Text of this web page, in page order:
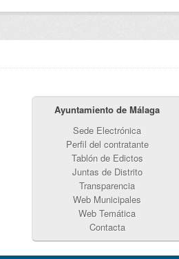
Ayuntamiento de Málaga
Sede Electrónica
Perfil del contratante
Tablón de Edictos
Juntas de Distrito
Transparencia
Web Municipales
Web Temática
Contacta